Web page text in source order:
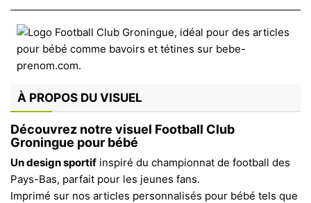
À PROPOS DU VISUEL
Découvrez notre visuel Football Club
Groningue pour bébé
Un design sportif inspiré du championnat de football des
Pays-Bas, parfait pour les jeunes fans.
Imprimé sur nos articles personnalisés pour bébé tels que